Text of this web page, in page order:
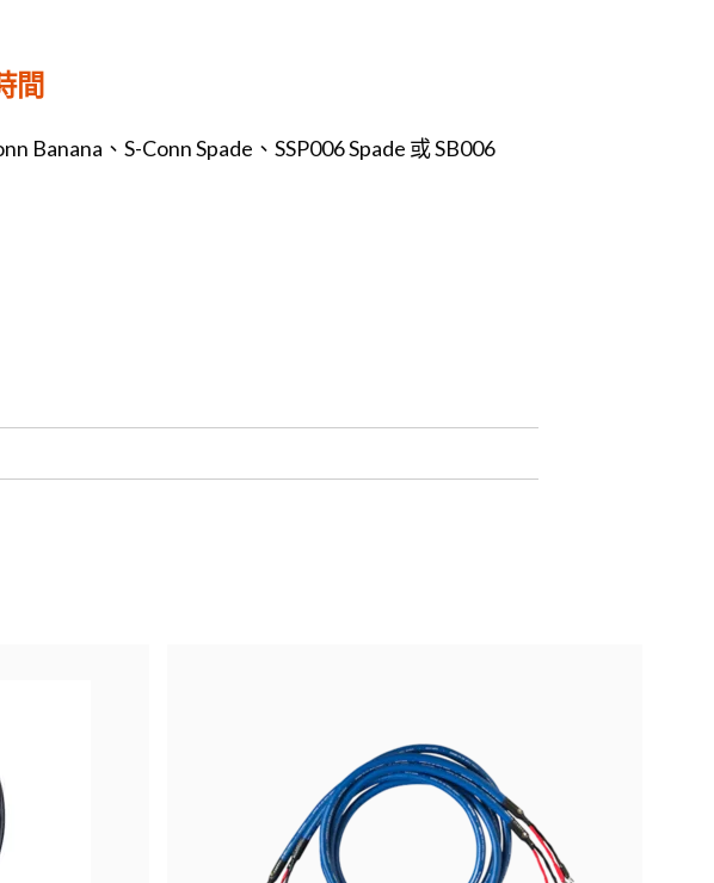
間
、S-Conn Spade、SSP006 Spade 或 SB006